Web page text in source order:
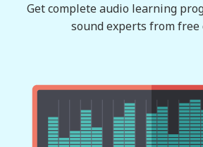
Get complete audio learning
sound experts from free